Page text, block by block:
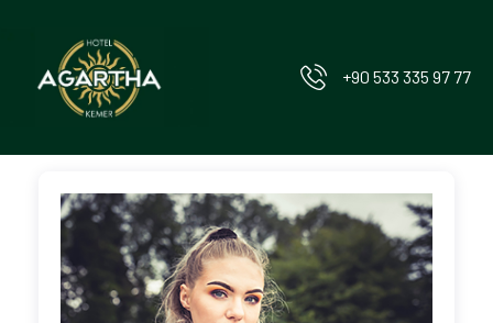
‪+90 533 335 97 77‬